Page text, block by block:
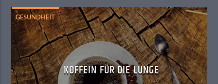
GESUNDHEIT
KOFFEIN FÜR DIE LUNGE